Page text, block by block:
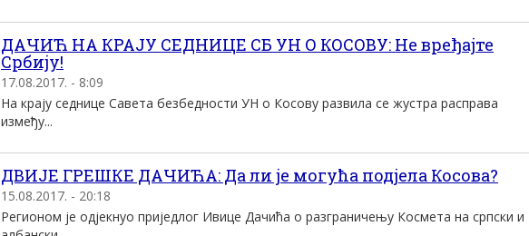
ДАЧИЋ НА КРАЈУ СЕДНИЦЕ СБ УН О КОСОВУ: Не вређајте
Србију!
17.08.2017. - 8:09
На крају седнице Савета безбедности УН о Косову развила се жустра расправа
између...
ДВИЈЕ ГРЕШКЕ ДАЧИЋА: Да ли је могућа подјела Косова?
15.08.2017. - 20:18
Регионом је одјекнуо приједлог Ивице Дачића о разграничењу Космета на српски и